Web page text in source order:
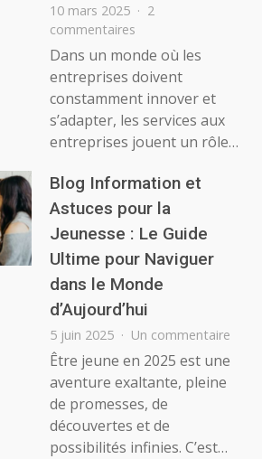
10 mars 2025
2
commentaires
Comprendre
les
services
aux
entreprises
:
atout
stratégique
pour
la
croissance
Dans un monde où les
entreprises doivent
constamment innover et
s’adapter, les services aux
entreprises jouent un rôle…
Blog Information et
Astuces pour la
Jeunesse : Le Guide
Ultime pour Naviguer
dans le Monde
d’Aujourd’hui
5 juin 2025 Un commentaire
Être jeune en 2025 est une
aventure exaltante, pleine
de promesses, de
découvertes et de
possibilités infinies. C’est…